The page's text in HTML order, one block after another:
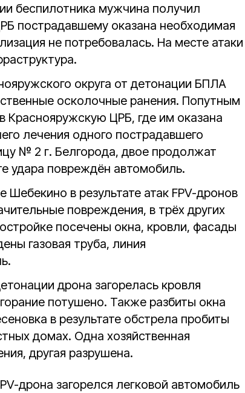
беспилотника мужчина получил
пострадавшему оказана необходимая
не потребовалась. На месте атаки
округа от детонации БПЛА
осколочные ранения. Попутным
Краснояружскую ЦРБ, где им оказана
лечения одного пострадавшего
№ 2 г. Белгорода, двое продолжат
удара повреждён автомобиль.
Шебекино в результате атак FPV-дронов
повреждения, в трёх других
посечены окна, кровли, фасады
газовая труба, линия
дрона загорелась кровля
потушено. Также разбиты окна
в результате обстрела пробиты
домах. Одна хозяйственная
другая разрушена.
дрона загорелся легковой автомобиль